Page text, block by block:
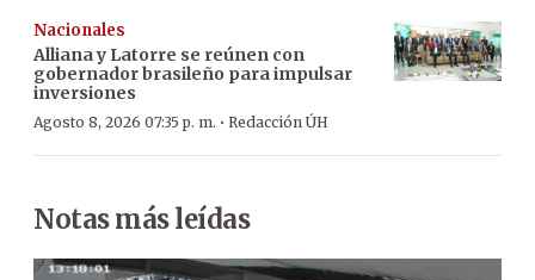
Nacionales
Alliana y Latorre se reúnen con
gobernador brasileño para impulsar
inversiones
Agosto 8, 2026 07:35 p. m. · Redacción ÚH
Notas más leídas